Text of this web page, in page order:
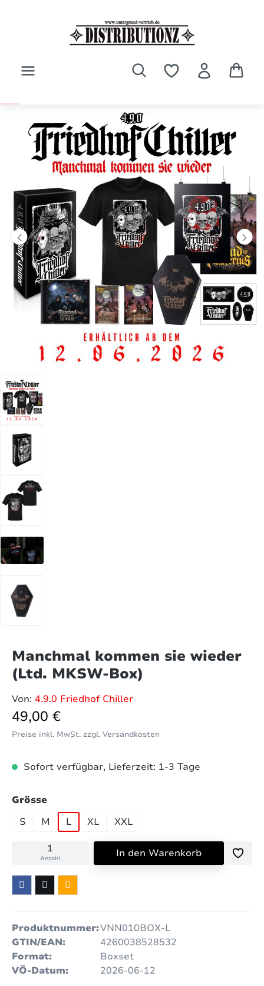
Bildergalerie überspringen
Manchmal kommen sie wieder
(Ltd. MKSW-Box)
Von: 4.9.0 Friedhof Chiller
Regulärer Preis:
49,00 €
Preise inkl. MwSt. zzgl. Versandkosten
Sofort verfügbar, Lieferzeit: 1-3 Tage
Grösseauswählen
S
M L XL XXL
Anzahl In den Warenkorb
Produktnummer:VNN010BOX-L
GTIN/EAN:
4260038528532
Format:
Boxset
VÖ-Datum:
2026-06-12